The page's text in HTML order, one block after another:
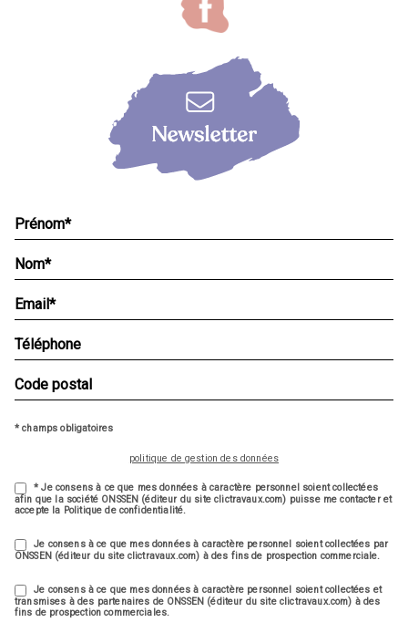
* champs obligatoires
politique de gestion des données
* Je consens à ce que mes données à caractère personnel soient collectées
afin que la société ONSSEN (éditeur du site clictravaux.com) puisse me contacter et
accepte la Politique de confidentialité.
Je consens à ce que mes données à caractère personnel soient collectées par
ONSSEN (éditeur du site clictravaux.com) à des fins de prospection commerciale.
Je consens à ce que mes données à caractère personnel soient collectées et
transmises à des partenaires de ONSSEN (éditeur du site clictravaux.com) à des
fins de prospection commerciales.